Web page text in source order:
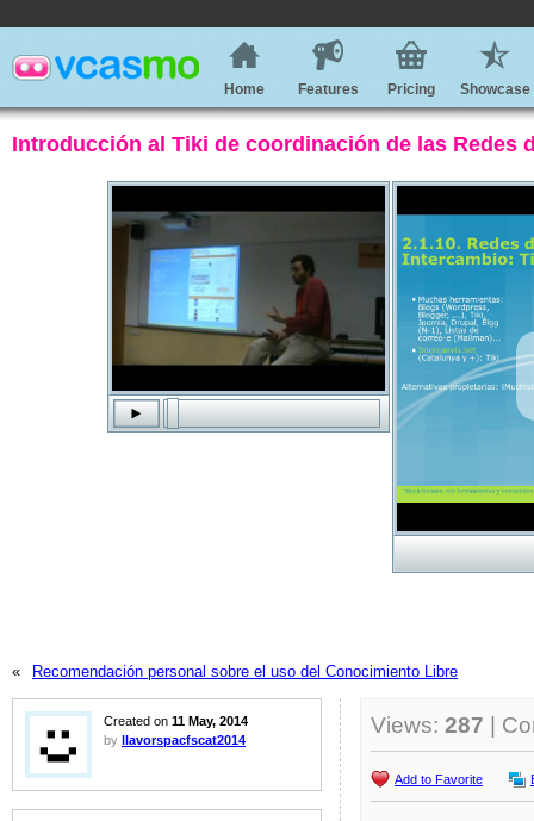
Home Features Pricing Showcase
Introducción al Tiki de coordinación de las Redes
« Recomendación personal sobre el uso del Conocimiento Libre
Created on 11 May, 2014
by llavorspacfscat2014
Views: 287 |
Add to Favorite